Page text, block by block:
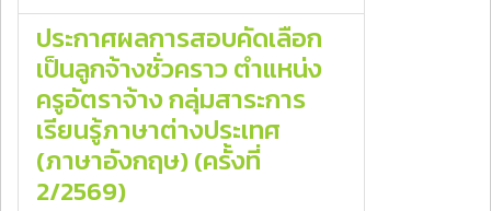
ประกาศผลการสอบคัดเลือก
เป็นลูกจ้างชั่วคราว ตำแหน่ง
ครูอัตราจ้าง กลุ่มสาระการ
เรียนรู้ภาษาต่างประเทศ
(ภาษาอังกฤษ) (ครั้งที่
2/2569)